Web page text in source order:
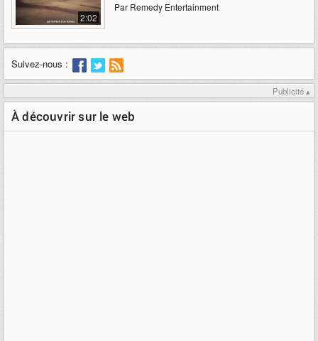
2:02
Par Remedy Entertainment
Suivez-nous :
Publicité ▴
À découvrir sur le web